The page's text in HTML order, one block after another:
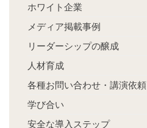
ホワイト企業
メディア掲載事例
リーダーシップの醸成
人材育成
各種お問い合わせ・講演依頼
学び合い
安全な導入ステップ